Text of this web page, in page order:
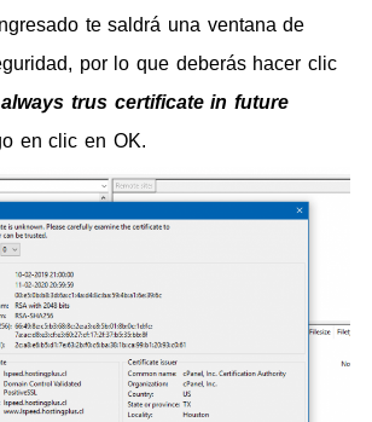
te saldrá una ventana de
por lo que deberás hacer clic
always trus certificate in future
en clic en OK.